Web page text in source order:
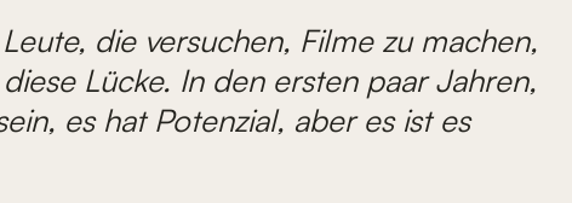
die versuchen, Filme zu machen,
Lücke. In den ersten paar Jahren,
es hat Potenzial, aber es ist es